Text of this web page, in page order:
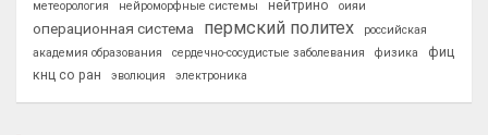
метеорология нейроморфные системы нейтрино оияи
операционная система пермский политех
российская
академия образования
сердечно-сосудистые заболевания физика
фиц
кнц со ран
эволюция электроника